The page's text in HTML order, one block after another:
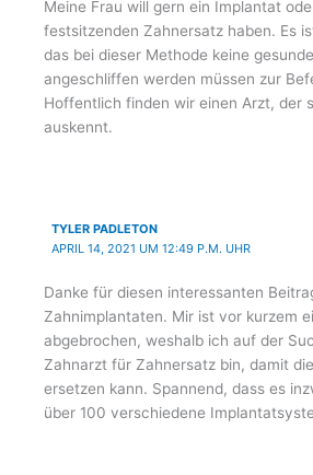
Meine Frau will gern ein Implantat
festsitzenden Zahnersatz haben. Es
das bei dieser Methode keine
angeschliffen werden müssen zur
Hoffentlich finden wir einen Arzt, der
auskennt.
TYLER PADLETON
APRIL 14, 2021 UM 12:49 P.M. UHR
Danke für diesen interessanten
Zahnimplantaten. Mir ist vor kurzem
abgebrochen, weshalb ich auf der
Zahnarzt für Zahnersatz bin, damit
ersetzen kann. Spannend, dass es
über 100 verschiedene